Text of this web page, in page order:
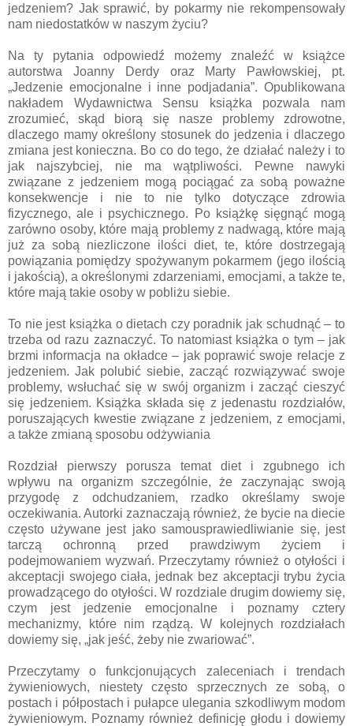
jedzeniem? Jak sprawić, by pokarmy nie rekompensowały
nam niedostatków w naszym życiu?
Na ty pytania odpowiedź możemy znaleźć w książce
autorstwa Joanny Derdy oraz Marty Pawłowskiej, pt.
„Jedzenie emocjonalne i inne podjadania”. Opublikowana
nakładem Wydawnictwa Sensu książka pozwala nam
zrozumieć, skąd biorą się nasze problemy zdrowotne,
dlaczego mamy określony stosunek do jedzenia i dlaczego
zmiana jest konieczna. Bo co do tego, że działać należy i to
jak najszybciej, nie ma wątpliwości. Pewne nawyki
związane z jedzeniem mogą pociągać za sobą poważne
konsekwencje i nie to nie tylko dotyczące zdrowia
fizycznego, ale i psychicznego. Po książkę sięgnąć mogą
zarówno osoby, które mają problemy z nadwagą, które mają
już za sobą niezliczone ilości diet, te, które dostrzegają
powiązania pomiędzy spożywanym pokarmem (jego ilością
i jakością), a określonymi zdarzeniami, emocjami, a także te,
które mają takie osoby w pobliżu siebie.
To nie jest książka o dietach czy poradnik jak schudnąć – to
trzeba od razu zaznaczyć. To natomiast książka o tym – jak
brzmi informacja na okładce – jak poprawić swoje relacje z
jedzeniem. Jak polubić siebie, zacząć rozwiązywać swoje
problemy, wsłuchać się w swój organizm i zacząć cieszyć
się jedzeniem. Książka składa się z jedenastu rozdziałów,
poruszających kwestie związane z jedzeniem, z emocjami,
a także zmianą sposobu odżywiania
Rozdział pierwszy porusza temat diet i zgubnego ich
wpływu na organizm szczególnie, że zaczynając swoją
przygodę z odchudzaniem, rzadko określamy swoje
oczekiwania. Autorki zaznaczają również, że bycie na diecie
często używane jest jako samousprawiedliwianie się, jest
tarczą ochronną przed prawdziwym życiem i
podejmowaniem wyzwań. Przeczytamy również o otyłości i
akceptacji swojego ciała, jednak bez akceptacji trybu życia
prowadzącego do otyłości. W rozdziale drugim dowiemy się,
czym jest jedzenie emocjonalne i poznamy cztery
mechanizmy, które nim rządzą. W kolejnych rozdziałach
dowiemy się, „jak jeść, żeby nie zwariować”.
Przeczytamy o funkcjonujących zaleceniach i trendach
żywieniowych, niestety często sprzecznych ze sobą, o
postach i półpostach i pułapce ulegania szkodliwym modom
żywieniowym. Poznamy również definicję głodu i dowiemy